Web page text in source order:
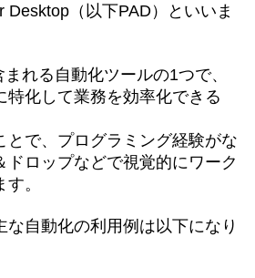
Desktop（以下PAD）といいま
れる自動化ツールの1つで、
特化して業務を効率化できる
で、プログラミング経験がな
ドロップなどで視覚的にワーク
。
な自動化の利用例は以下になり